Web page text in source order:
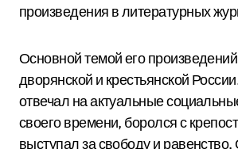
произведения в литературных
Основной темой его
дворянской и крестьянской
отвечал на актуальные
своего времени, боролся с
выступал за свободу и